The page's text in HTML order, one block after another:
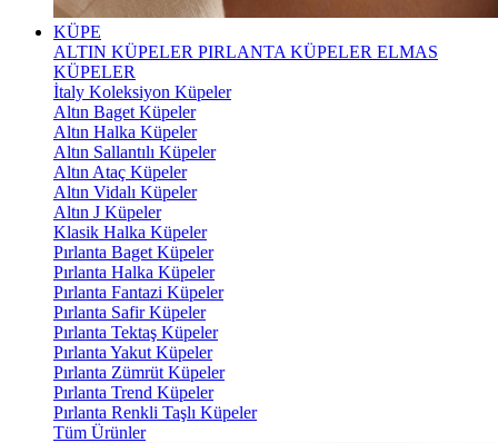
KÜPE
ALTIN KÜPELER PIRLANTA KÜPELER ELMAS
KÜPELER
İtaly Koleksiyon Küpeler
Altın Baget Küpeler
Altın Halka Küpeler
Altın Sallantılı Küpeler
Altın Ataç Küpeler
Altın Vidalı Küpeler
Altın J Küpeler
Klasik Halka Küpeler
Pırlanta Baget Küpeler
Pırlanta Halka Küpeler
Pırlanta Fantazi Küpeler
Pırlanta Safir Küpeler
Pırlanta Tektaş Küpeler
Pırlanta Yakut Küpeler
Pırlanta Zümrüt Küpeler
Pırlanta Trend Küpeler
Pırlanta Renkli Taşlı Küpeler
Tüm Ürünler